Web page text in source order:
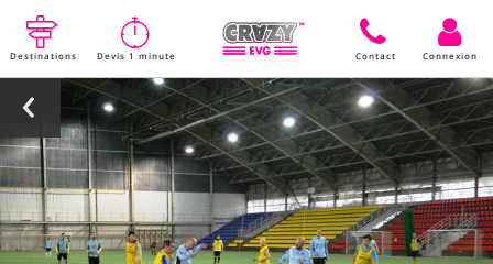
Destinations Devis 1 minute Contact Connexion